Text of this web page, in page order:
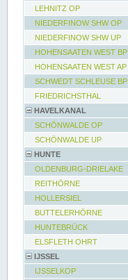
LEHNITZ OP
NIEDERFINOW SHW OP
NIEDERFINOW SHW UP
HOHENSAATEN WEST BP
HOHENSAATEN WEST AP
SCHWEDT SCHLEUSE BP
FRIEDRICHSTHAL
HAVELKANAL
SCHÖNWALDE OP
SCHÖNWALDE UP
HUNTE
OLDENBURG-DRIELAKE
REITHÖRNE
HOLLERSIEL
BUTTELERHÖRNE
HUNTEBRÜCK
ELSFLETH OHRT
IJSSEL
IJSSELKOP